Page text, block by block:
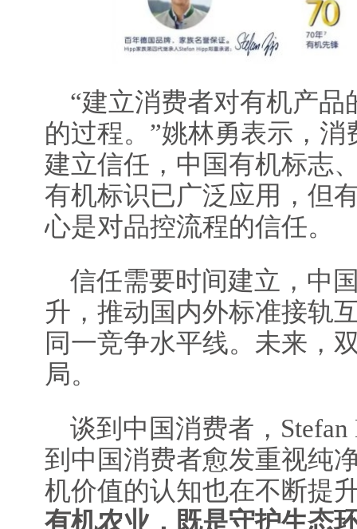
“建立消费者对有机产
的过程。”姚林勇表示，
建立信任，中国有机标志
有机标识已广泛应用，但
心是对品控流程的信任。
信任需要时间建立，中
升，推动国内外标准接轨
同一竞争水平线。未来，
局。
谈到中国消费者，
到中国消费者愈发重视纯
机价值的认知也在不断提
有机农业，既是守护生态